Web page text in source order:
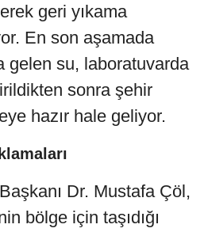
geri yıkama
En son aşamada
gelen su, laboratuvarda
sonra şehir
hazır hale geliyor.
Dr. Mustafa Çöl,
bölge için taşıdığı